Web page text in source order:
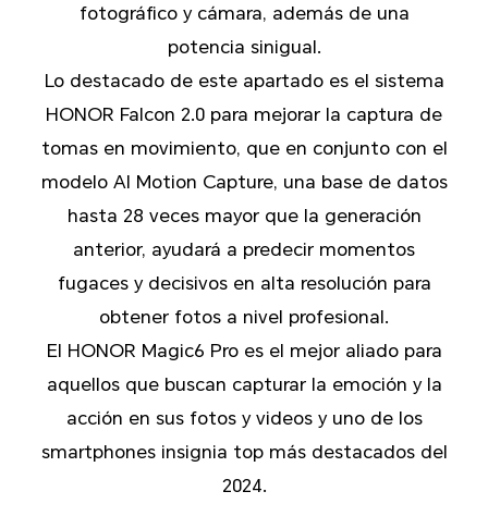
fotográfico y cámara, además de una
potencia sinigual.
Lo destacado de este apartado es el sistema
HONOR Falcon 2.0 para mejorar la captura de
tomas en movimiento, que en conjunto con el
modelo AI Motion Capture, una base de datos
hasta 28 veces mayor que la generación
anterior, ayudará a predecir momentos
fugaces y decisivos en alta resolución para
obtener fotos a nivel profesional.
El HONOR Magic6 Pro es el mejor aliado para
aquellos que buscan capturar la emoción y la
acción en sus fotos y videos y uno de los
smartphones insignia top más destacados del
2024.